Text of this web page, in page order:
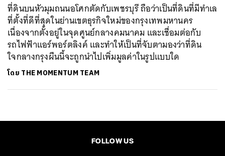
ที่ดินบนหัวมุมถนนอโศกตัดกับเพชรบุรี ถือว่าเป็นที่ดินที่มีทำเล
ที่ตั้งที่ดีที่สุดในย่านเขตธุรกิจใหม่ของกรุงเทพมหานคร
เนื่องจากตั้งอยู่ในจุดศูนย์กลางคมนาคม และเชื่อมต่อกับ
รถไฟฟ้าแอร์พอร์ตลิงค์ และทำให้เป็นที่จับตามองว่าที่ดิน
ใจกลางกรุงผืนนี้จะถูกนำไปเพิ่มมูลค่าในรูปแบบใด
โดย THE MOMENTUM TEAM
FOLLOW US